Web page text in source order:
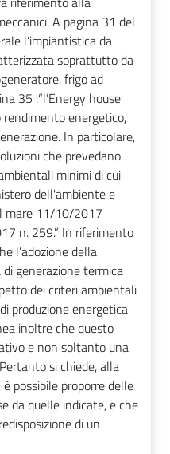
A pagina 31 del
l’impiantistica da
soprattutto da
frigo ad
35 :“l’Energy house
energetico,
In particolare,
che prevedano
minimi di cui
dell'ambiente e
mare 11/10/2017
n. 259.” In riferimento
l’adozione della
generazione termica
dei criteri ambientali
produzione energetica
inoltre che questo
e non soltanto una
si chiede, alla
possibile proporre delle
da quelle indicate, e che
di un